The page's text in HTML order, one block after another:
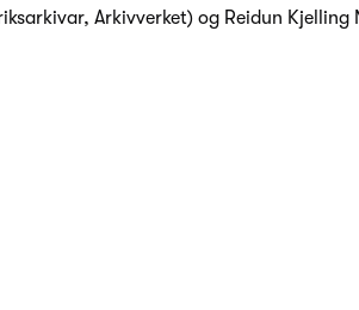
Arkivverket) og Reidun Kjelling